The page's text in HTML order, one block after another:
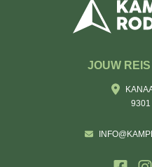
JOUW
9301